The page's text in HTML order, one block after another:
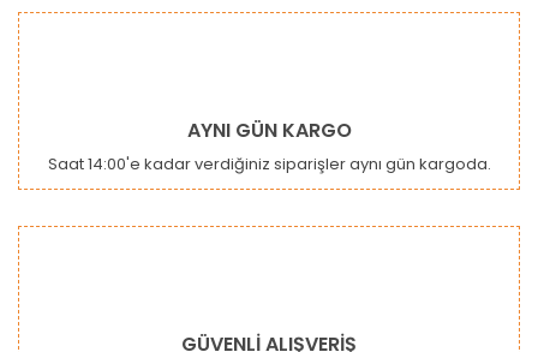
Bu ürüne ilk yorumu siz yapın!
Ürün açıklamasında eksik bilgiler bulunuyor.
Ürün bilgilerinde hatalar bulunuyor.
AYNI GÜN KARGO
Saat 14:00'e kadar verdiğiniz siparişler aynı gün kargoda.
GÜVENLİ ALIŞVERİŞ